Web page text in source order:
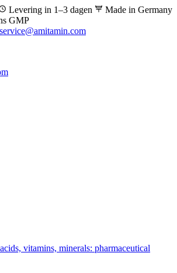
Levering in 1–3 dagen
Made in Germany
GMP
service@amitamin.com